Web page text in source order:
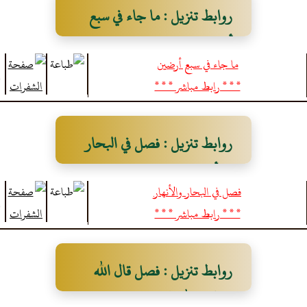
روابط تنزيل : ما جاء في سبع
أرضين
ما جاء في سبع أرضين
* * * رابط مباشر * * *
روابط تنزيل : فصل في البحار
والأنهار
فصل في البحار والأنهار
* * * رابط مباشر * * *
روابط تنزيل : فصل قال الله
تعالى ( الله الذي رفع السموات